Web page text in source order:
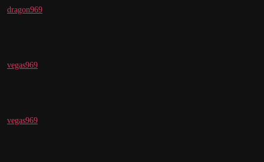
dragon969
vegas969
vegas969